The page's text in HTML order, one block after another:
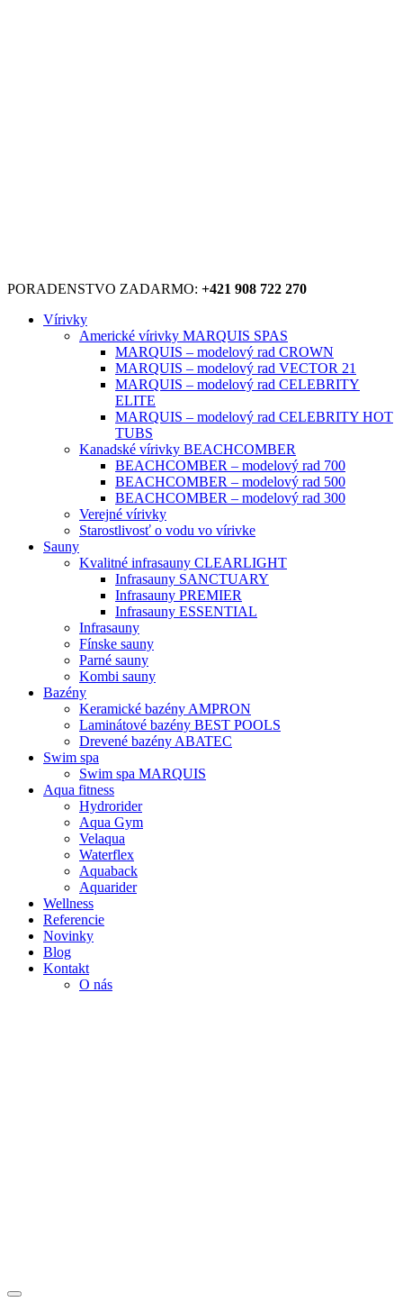
PORADENSTVO ZADARMO: +421 908 722 270
Vírivky
Americké vírivky MARQUIS SPAS
MARQUIS – modelový rad CROWN
MARQUIS – modelový rad VECTOR 21
MARQUIS – modelový rad CELEBRITY
ELITE
MARQUIS – modelový rad CELEBRITY HOT
TUBS
Kanadské vírivky BEACHCOMBER
BEACHCOMBER – modelový rad 700
BEACHCOMBER – modelový rad 500
BEACHCOMBER – modelový rad 300
Verejné vírivky
Starostlivosť o vodu vo vírivke
Sauny
Kvalitné infrasauny CLEARLIGHT
Infrasauny SANCTUARY
Infrasauny PREMIER
Infrasauny ESSENTIAL
Infrasauny
Fínske sauny
Parné sauny
Kombi sauny
Bazény
Keramické bazény AMPRON
Laminátové bazény BEST POOLS
Drevené bazény ABATEC
Swim spa
Swim spa MARQUIS
Aqua fitness
Hydrorider
Aqua Gym
Velaqua
Waterflex
Aquaback
Aquarider
Wellness
Referencie
Novinky
Blog
Kontakt
O nás